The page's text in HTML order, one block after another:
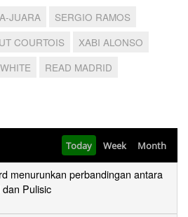
JUARA
SERGIO RAMOS
COURTOIS
XABI ALONSO
READ MADRID
Today Week Month
menurunkan perbandingan antara
dan Pulisic